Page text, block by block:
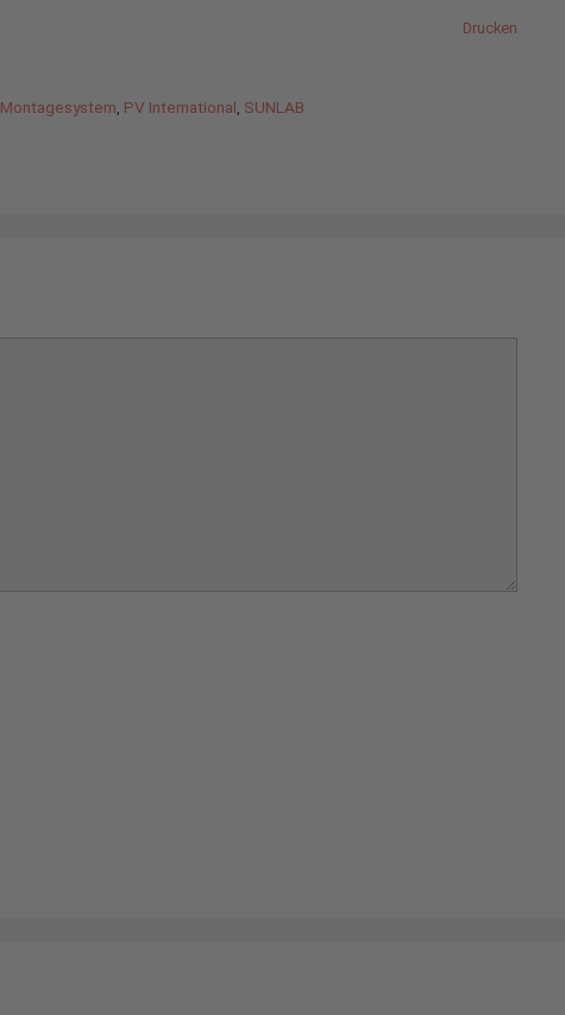
Drucken
Montagesystem PV International SUNLAB